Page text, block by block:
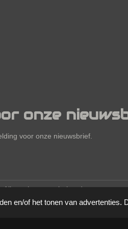
en/of het tonen van
onze
voor onze nieuwsbrief.
Alle rechten